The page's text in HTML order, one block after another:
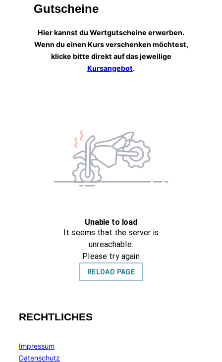
Navigation
umschalten
Gutscheine
Hier kannst du Wertgutscheine erwerben.
Wenn du einen Kurs verschenken möchtest,
klicke bitte direkt auf das jeweilige
Kursangebot.
RECHTLICHES
Impressum
Datenschutz